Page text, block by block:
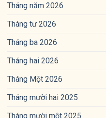
Tháng năm 2026
Tháng tư 2026
Tháng ba 2026
Tháng hai 2026
Tháng Một 2026
Tháng mười hai 2025
Tháng mười một 2025